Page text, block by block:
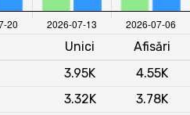
vizitatori unici), urmată
în
iunie 2026(24.872
se situează la
unici, cu un raport
generală este de
Unici
Afisări
3.95K
4.55K
3.32K
3.78K